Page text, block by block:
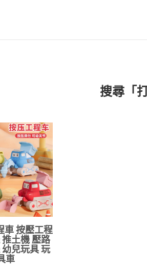
搜尋「
車 按壓工程
推土機 壓路
兒玩具 玩
車